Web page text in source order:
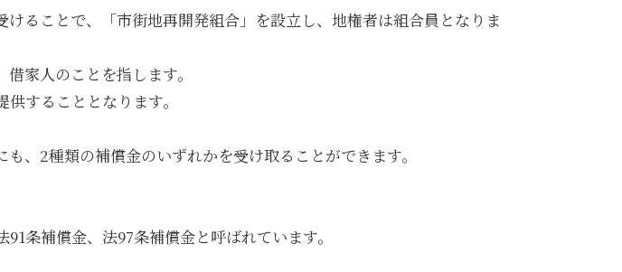
ることで、「市街地再開発組合」を設立し、地権者は組合員となりま
家人のことを指します。
することとなります。
、2種類の補償金のいずれかを受け取ることができます。
条補償金、法97条補償金と呼ばれています。